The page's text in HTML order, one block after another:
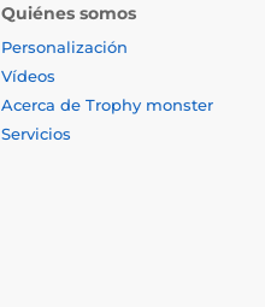
Quiénes somos
Personalización
Vídeos
Acerca de Trophy monster
Servicios